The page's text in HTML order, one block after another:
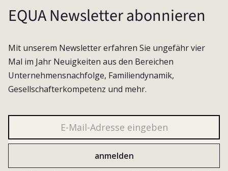
EQUA Newsletter abonnieren
Mit unserem Newsletter erfahren Sie ungefähr vier
Mal im Jahr Neuigkeiten aus den Bereichen
Unternehmensnachfolge, Familiendynamik,
Gesellschafterkompetenz und mehr.